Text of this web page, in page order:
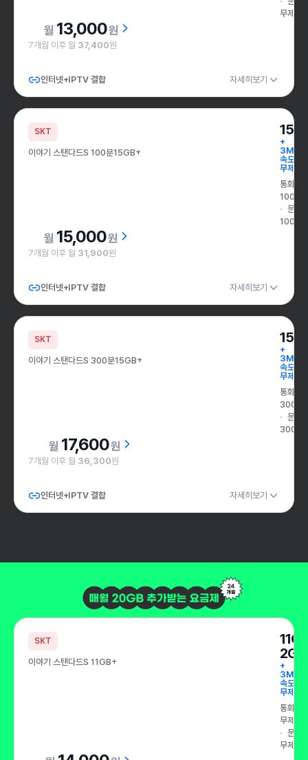
무제한
13,000원
7개월 이후 월 37,400원
인터넷+IPTV 결합 자세히보기
SKT
이야기 스탠다드S 100분15GB+
+
속도
무제한
통화
100분
문자
100건
15,000원
7개월 이후 월 31,900원
인터넷+IPTV 결합 자세히보기
SKT
이야기 스탠다드S 300분15GB+
+
속도
무제한
통화
300분
문자
300건
17,600원
7개월 이후 월 36,300원
인터넷+IPTV 결합 자세히보기
SKT
이야기 스탠다드S 11GB+
2GB
+
속도
무제한
통화
무제한
문자
무제한